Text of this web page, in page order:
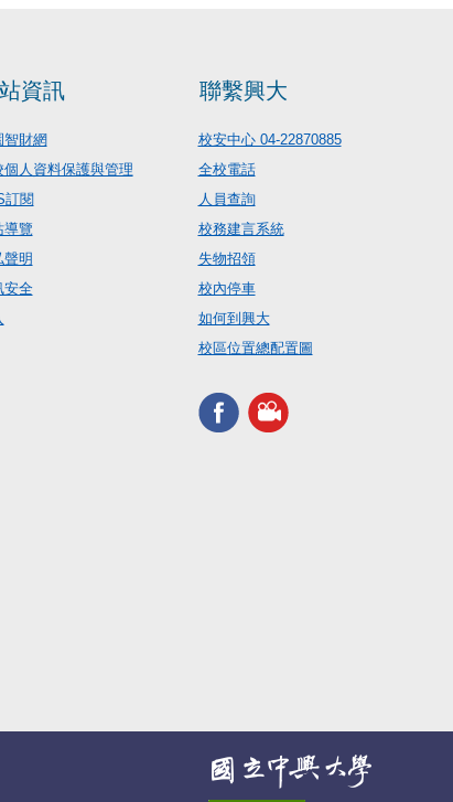
資訊
智財網
個人資料保護與管理
訂閱
導覽
聲明
安全
聯繫興大
校安中心 04-22870885
全校電話
人員查詢
校務建言系統
失物招領
校內停車
如何到興大
校區位置總配置圖